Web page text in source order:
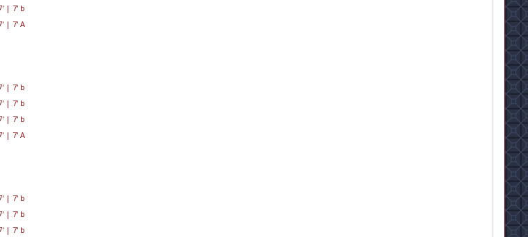
| 7' b
| 7' A
| 7' b
| 7' b
| 7' b
| 7' A
| 7' b
| 7' b
| 7' b